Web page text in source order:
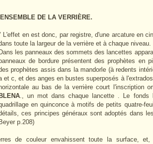
DE LA VERRIÈRE.
L'effet en est donc, par registre, d'une arcature en
toute la largeur de la verrière et à chaque niveau.
Dans les panneaux des sommets des lancettes
de bordure présentent des prophètes en
prophètes assis dans la mandorle (à redents
et c, et des anges en bustes superposés à
horizontale au bas de la verrière court l'inscription
BLENA., un mot dans chaque lancette . Le fonds
en quinconce à motifs de petits quatre-
ces principes généraux sont adoptés dans
Beyer p.208)
de couleur envahissent toute la surface,